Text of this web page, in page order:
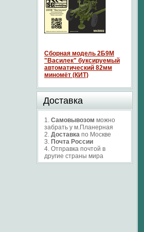
Сборная модель 2Б9М
"Василек" буксируемый
автоматический 82мм
миномёт (КИТ)
Доставка
1. Самовывозом можно
забрать у м.Планерная
2. Доставка по Москве
3. Почта России
4. Отправка почтой в
другие страны мира